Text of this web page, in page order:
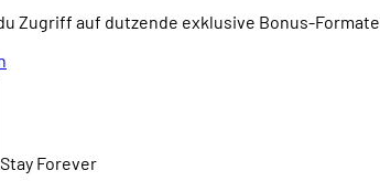
Zugriff auf dutzende exklusive Bonus-Formate.
Stay Forever